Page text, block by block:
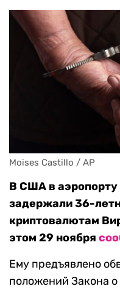
Moises Castillo / AP
В США в
задержали 36-
криптовалютам
этом 29 ноября
Ему предъявлено
положений Закона